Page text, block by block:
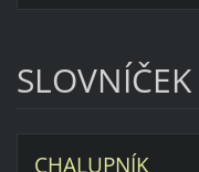
SLOVNÍČEK
CHALUPNÍK